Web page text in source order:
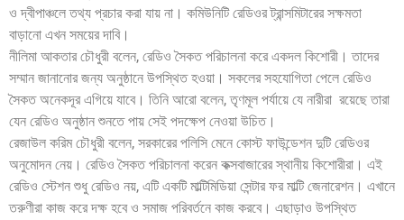
ও দ্বীপাঞ্চলে তথ্য প্রচার করা যায় না। কমিউনিটি রেডিওর ট্রান্সমিটারের সক্ষমতা
বাড়ানো এখন সময়ের দাবি।
নীলিমা আকতার চৌধুরী বলেন, রেডিও সৈকত পরিচালনা করে একদল কিশোরী। তাদের
সম্মান জানানোর জন্য অনুষ্ঠানে উপস্থিত হওয়া। সকলের সহযোগিতা পেলে রেডিও
সৈকত অনেকদূর এগিয়ে যাবে। তিনি আরো বলেন, তৃণমূল পর্যায়ে যে নারীরা রয়েছে তারা
যেন রেডিও অনুষ্ঠান শুনতে পায় সেই পদক্ষেপ নেওয়া উচিত।
রেজাউল করিম চৌধুরী বলেন, সরকারের পলিসি মেনে কোস্ট ফাউন্ডেশন দুটি রেডিওর
অনুমোদন নেয়। রেডিও সৈকত পরিচালনা করেন কক্সবাজারের স্থানীয় কিশোরীরা। এই
রেডিও স্টেশন শুধু রেডিও নয়, এটি একটি মাল্টিমিডিয়া সেন্টার ফর মাল্টি জেনারেশন। এখানে
তরুণীরা কাজ করে দক্ষ হবে ও সমাজ পরিবর্তনে কাজ করবে। এছাড়াও উপস্থিত